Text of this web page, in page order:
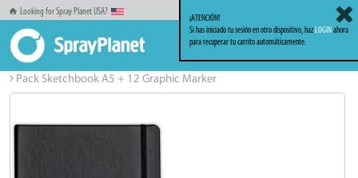
Looking for Spray Planet USA?
Inicio
Pack Sketchbook A5 + 12 Graphic Marker
¡ATENCIÓN!
Si has iniciado tu sesión en otro dispositivo, hazLOGINahora
para recuperar tu carrito automáticamente.